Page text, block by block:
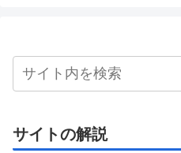
サイトの解説